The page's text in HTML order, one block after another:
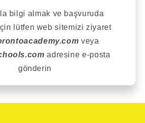
bilgi almak ve başvuruda
lütfen web sitemizi ziyaret
veya
adresine e-posta
gönderin